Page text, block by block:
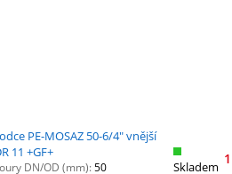
PE-MOSAZ 50-6/4" vnější
11 +GF+
DN/OD (mm):50
Skladem